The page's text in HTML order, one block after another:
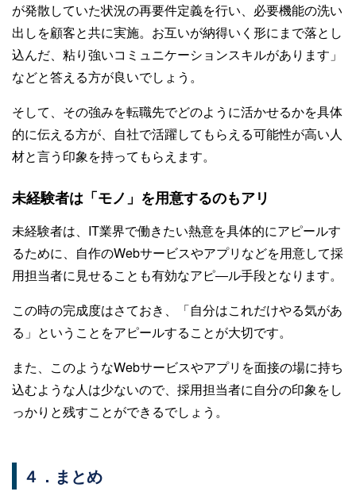
が発散していた状況の再要件定義を行い、必要機能の洗い
出しを顧客と共に実施。お互いが納得いく形にまで落とし
込んだ、粘り強いコミュニケーションスキルがあります」
などと答える方が良いでしょう。
そして、その強みを転職先でどのように活かせるかを具体
的に伝える方が、自社で活躍してもらえる可能性が高い人
材と言う印象を持ってもらえます。
未経験者は「モノ」を用意するのもアリ
未経験者は、IT業界で働きたい熱意を具体的にアピールす
るために、自作のWebサービスやアプリなどを用意して採
用担当者に見せることも有効なアピ―ル手段となります。
この時の完成度はさておき、「自分はこれだけやる気があ
る」ということをアピールすることが大切です。
また、このようなWebサービスやアプリを面接の場に持ち
込むような人は少ないので、採用担当者に自分の印象をし
っかりと残すことができるでしょう。
４．まとめ